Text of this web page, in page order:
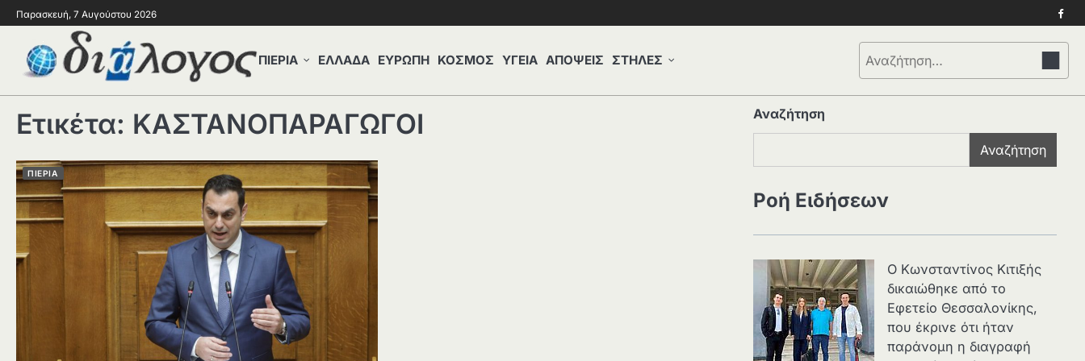
Παρασκευή, 7 Αυγούστου 2026
ΠΙΕΡΙΑ ΕΛΛΑΔΑ ΕΥΡΩΠΗ ΚΟΣΜΟΣ ΥΓΕΙΑ ΑΠΟΨΕΙΣ ΣΤΗΛΕΣ
Αναζήτηση
για:
Ετικέτα: ΚΑΣΤΑΝΟΠΑΡΑΓΩΓΟΙ
ΠΙΕΡΙΑ
Αναζήτηση
Αναζήτηση
Ροή Ειδήσεων
Ο Κωνσταντίνος Κιτιξής
δικαιώθηκε από το
Εφετείο Θεσσαλονίκης,
που έκρινε ότι ήταν
παράνομη η διαγραφή